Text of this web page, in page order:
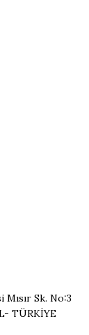
Sk. No:3
TÜRKİYE